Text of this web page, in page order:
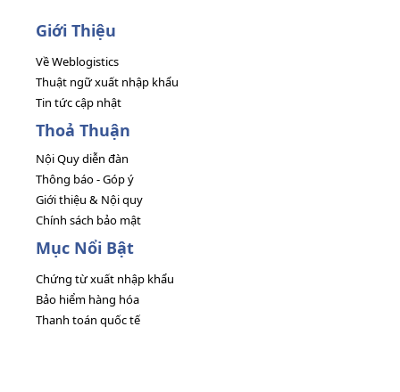
Giới Thiệu
Về Weblogistics
Thuật ngữ xuất nhập khẩu
Tin tức cập nhật
Thoả Thuận
Nội Quy diễn đàn
Thông báo - Góp ý
Giới thiệu & Nội quy
Chính sách bảo mật
Mục Nổi Bật
Chứng từ xuất nhập khẩu
Bảo hiểm hàng hóa
Thanh toán quốc tế